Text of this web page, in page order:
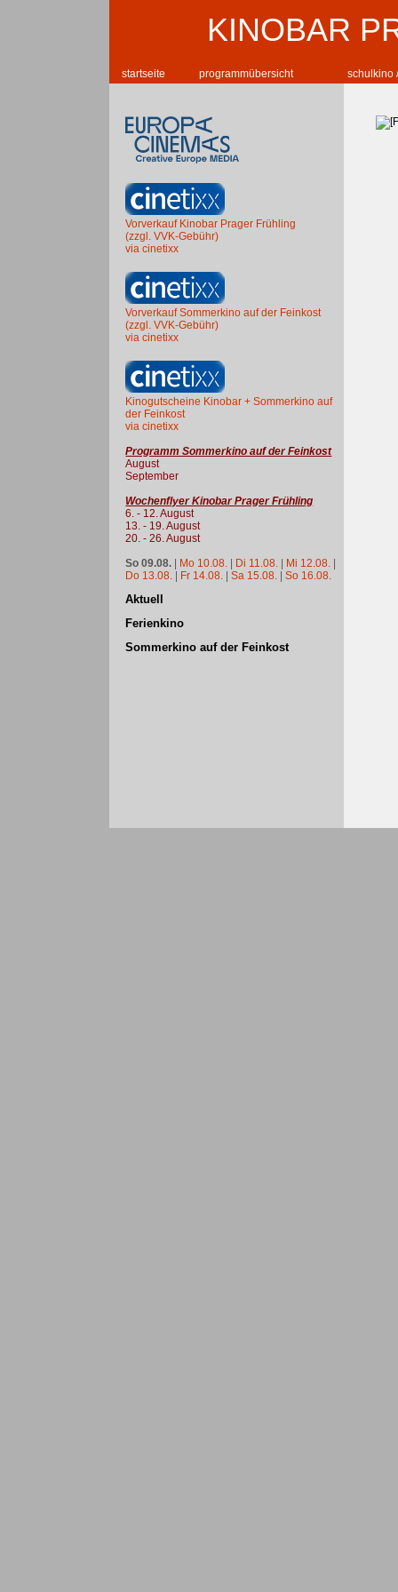
KINOBAR
startseite programmübersicht schulkino
Vorverkauf Kinobar Prager Frühling
(zzgl. VVK-Gebühr)
via cinetixx
Vorverkauf Sommerkino auf der Feinkost
(zzgl. VVK-Gebühr)
via cinetixx
Kinogutscheine Kinobar + Sommerkino auf
der Feinkost
via cinetixx
Programm Sommerkino auf der Feinkost
August
September
Wochenflyer Kinobar Prager Frühling
6. - 12. August
13. - 19. August
20. - 26. August
So 09.08. | Mo 10.08. | Di 11.08. | Mi 12.08. |
Do 13.08. | Fr 14.08. |Sa 15.08. |So 16.08.
Aktuell
Ferienkino
Sommerkino auf der Feinkost